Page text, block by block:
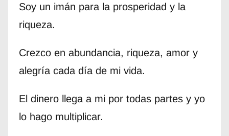
Soy un imán para la prosperidad y la
riqueza.
Crezco en abundancia, riqueza, amor y
alegría cada día de mi vida.
El dinero llega a mi por todas partes y yo
lo hago multiplicar.